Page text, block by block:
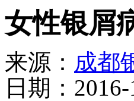
女性银屑
来源： 成都
日期：